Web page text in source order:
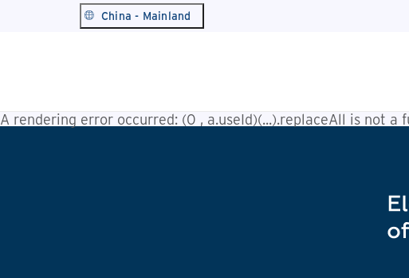
China - Mainland
A rendering error occurred: (0 , a.useId)(...).replaceAll is not a